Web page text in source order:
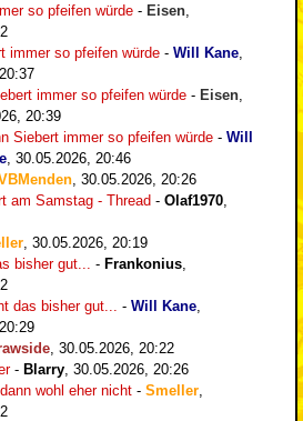
so pfeifen würde - Eisen
immer so pfeifen würde - Will Kane
immer so pfeifen würde - Eisen
20:39
Siebert immer so pfeifen würde - Will
30.05.2026, 20:46
30.05.2026, 20:26
am Samstag - Thread - Olaf1970
30.05.2026, 20:19
bisher gut...
- Frankonius
das bisher gut...
- Will Kane
30.05.2026, 20:22
- Blarry 30.05.2026, 20:26
wohl eher nicht - Smeller